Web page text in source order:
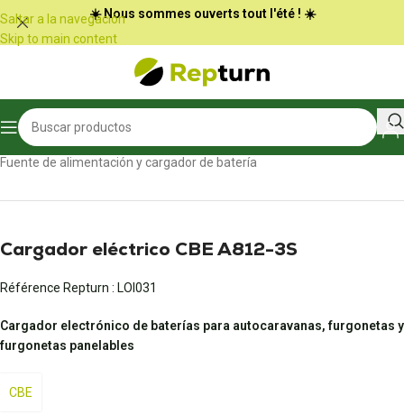
Panel de gestión de cookies
Saltar a la navegación
Skip to main content
☀️ Nous sommes ouverts tout l'été ! ☀️
Inicio/Autocaravanas y furgonetas
Fuente de alimentación y cargador de batería
Cargador eléctrico CBE A812-3S
Référence Repturn : LOI031
Cargador electrónico de baterías para autocaravanas, furgonetas y
furgonetas panelables
CBE